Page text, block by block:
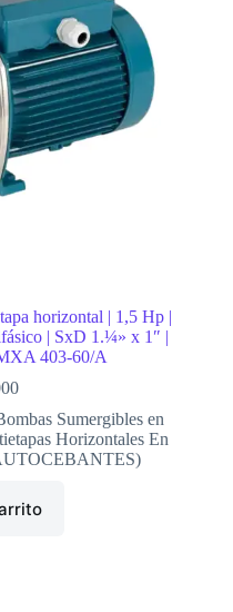
horizontal | 1,5 Hp |
| SxD 1.¼» x 1″ |
403-60/A
Sumergibles en
Horizontales En